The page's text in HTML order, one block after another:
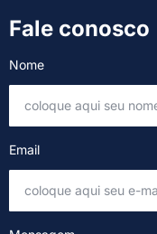
Fale conosco
Nome
Email